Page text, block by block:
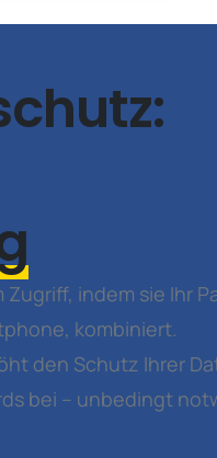
indem sie Ihr
kombiniert.
den Schutz Ihrer
bei – unbedingt